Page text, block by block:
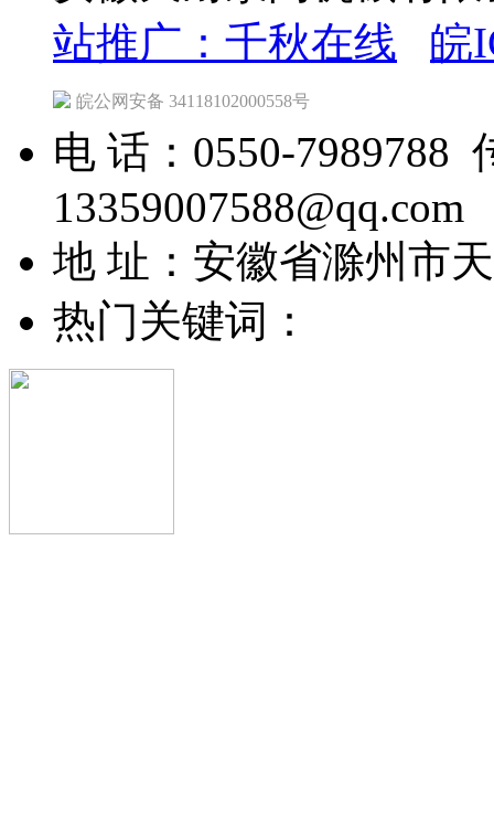
站推广：千秋在线
皖
皖公网安备 34118102000558号
电 话：0550-7989788
13359007588@qq.com
地 址：安徽省滁州市
热门关键词：